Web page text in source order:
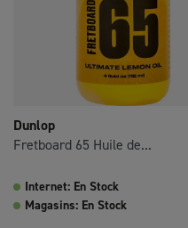
Dunlop
Fretboard 65 Huile de...
Internet: En Stock
Magasins: En Stock